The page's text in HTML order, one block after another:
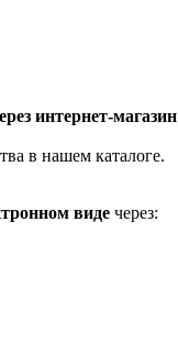
интернет-магазин
в нашем каталоге.
виде через: